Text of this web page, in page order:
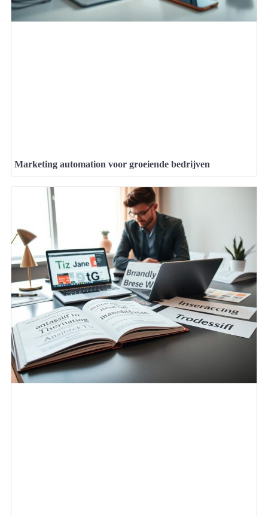
Marketing automation voor groeiende bedrijven